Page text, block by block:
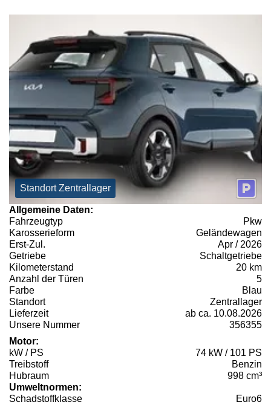
Standort Zentrallager
Allgemeine Daten:
Fahrzeugtyp
Pkw
Karosserieform
Geländewagen
Erst-Zul.
Apr / 2026
Getriebe
Schaltgetriebe
Kilometerstand
20 km
Anzahl der Türen
5
Farbe
Blau
Standort
Zentrallager
Lieferzeit
ab ca. 10.08.2026
Unsere Nummer
356355
Motor:
kW / PS
74 kW / 101 PS
Treibstoff
Benzin
Hubraum
998 cm³
Umweltnormen:
Schadstoffklasse
Euro6